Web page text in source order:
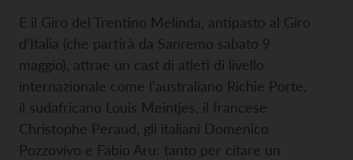
E il Giro del Trentino Melinda, antipasto al Giro
d’Italia (che partirà da Sanremo sabato 9
maggio), attrae un cast di atleti di livello
internazionale come l’australiano Richie Porte,
il sudafricano Louis Meintjes, il francese
Christophe Peraud, gli italiani Domenico
Pozzovivo e Fabio Aru: tanto per citare un